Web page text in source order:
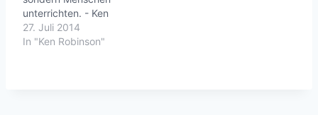
from standardized…
unterrichten. - Ken
Robinson Ken Robinson:
How to escape
27. Juli 2014
In "Ken Robinson"